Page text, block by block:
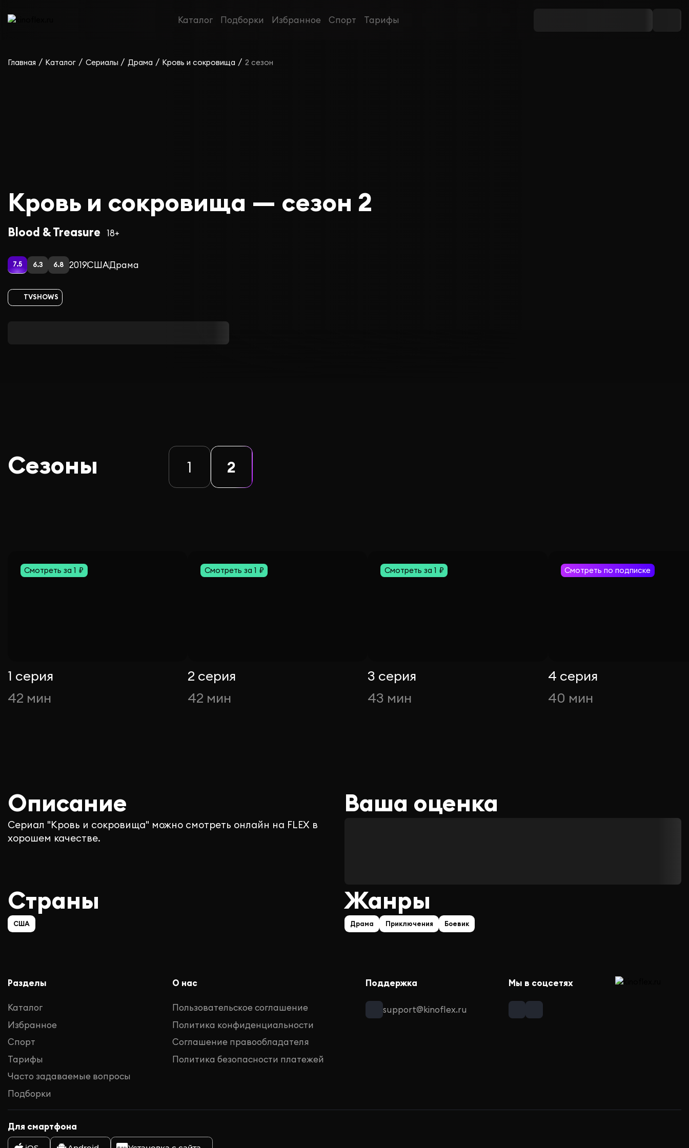
Каталог Подборки Избранное Спорт Тарифы
Главная / Каталог / Сериалы / Драма / Кровь и сокровища / 2 сезон
Кровь и сокровища — сезон 2
Blood & Treasure 18+
7.5 6.3 6.8 2019СШАДрама
TVSHOWS
Сезоны 1 2
Смотреть за 1 ₽
1 серия
42 мин
Смотреть за 1 ₽
2 серия
42 мин
Смотреть за 1 ₽
3 серия
43 мин
Смотреть по подписке
4 серия
40 мин
Описание
Сериал "Кровь и сокровища" можно смотреть онлайн на FLEX в
хорошем качестве.
Ваша оценка
Страны
США
Жанры
Драма Приключения Боевик
Разделы
Каталог
Избранное
Спорт
Тарифы
Часто задаваемые вопросы
Подборки
О нас
Пользовательское соглашение
Политика конфиденциальности
Соглашение правообладателя
Политика безопасности платежей
Поддержка
support@kinoflex.ru
Мы в соцсетях
Для смартфона